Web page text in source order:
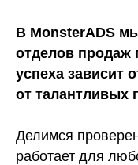
В MonsterADS
отделов продаж
успеха зависит
от талантливых
Делимся
работает для